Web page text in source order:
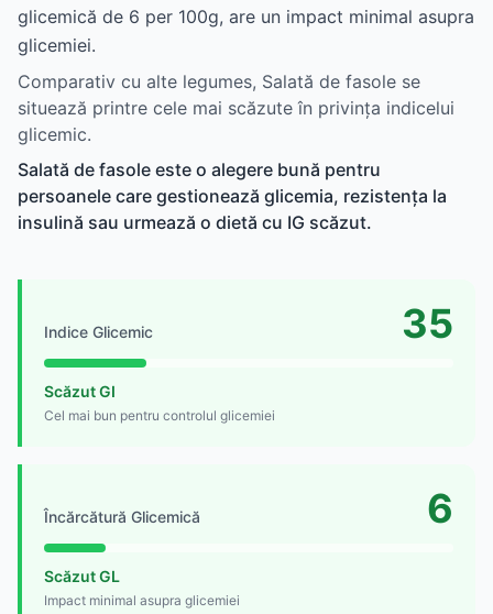
glicemică de 6 per 100g, are un impact minimal asupra
glicemiei.
Comparativ cu alte legumes, Salată de fasole se
situează printre cele mai scăzute în privința indicelui
glicemic.
Salată de fasole este o alegere bună pentru
persoanele care gestionează glicemia, rezistența la
insulină sau urmează o dietă cu IG scăzut.
Indice Glicemic 35
Scăzut GI
Cel mai bun pentru controlul glicemiei
Încărcătură Glicemică 6
Scăzut GL
Impact minimal asupra glicemiei